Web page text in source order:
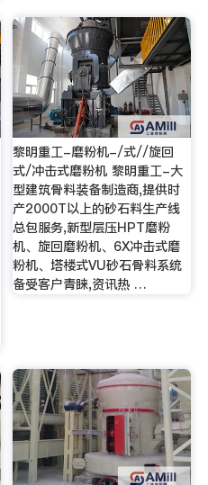
黎明重工-磨粉机-/式//旋回
式/冲击式磨粉机 黎明重工-大
型建筑骨料装备制造商,提供时
产2000T以上的砂石料生产线
总包服务,新型层压HPT磨粉
机、旋回磨粉机、6X冲击式磨
粉机、塔楼式VU砂石骨料系统
备受客户青睐,资讯热 …